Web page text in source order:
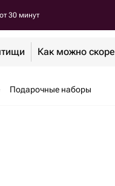
30 минут
Как можно
Подарочные наборы